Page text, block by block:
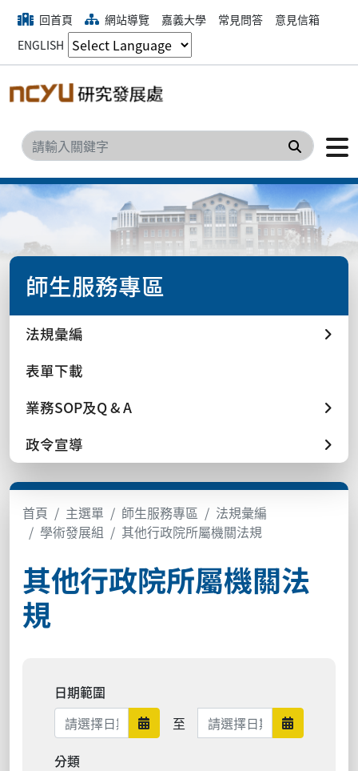
回首頁 網站導覽 嘉義大學 常見問答
意見信箱
ENGLISH
搜尋
師生服務專區
法規彙編
表單下載
業務SOP及Q & A
政令宣導
首頁 主選單 師生服務專區
法規彙編
學術發展組
其他行政院所屬機關法規
其他行政院所屬機關法
規
日期範圍
日期範圍開始
至 日期範圍結束 日期範圍
分類